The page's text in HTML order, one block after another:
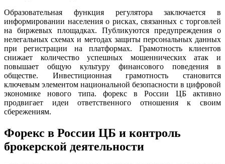
Образовательная функция регулятора заключается в
информировании населения о рисках, связанных с торговлей
на биржевых площадках. Публикуются предупреждения о
нелегальных схемах и методах защиты персональных данных
при регистрации на платформах. Грамотность клиентов
снижает количество успешных мошеннических атак и
повышает общую культуру финансового поведения в
обществе. Инвестиционная грамотность становится
ключевым элементом национальной безопасности в цифровой
экономике нового типа. форекс в России ЦБ активно
продвигает идеи ответственного отношения к своим
сбережениям.
Форекс в России ЦБ и контроль
брокерской деятельности